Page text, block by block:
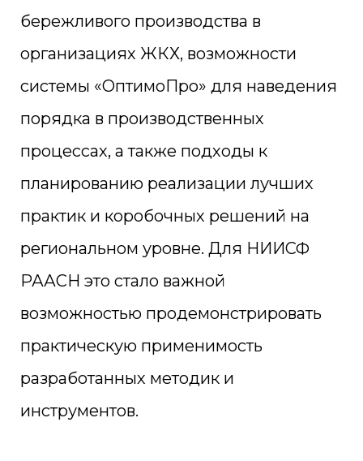
бережливого производства в
организациях ЖКХ, возможности
системы «ОптимоПро» для наведения
порядка в производственных
процессах, а также подходы к
планированию реализации лучших
практик и коробочных решений на
региональном уровне. Для НИИСФ
РААСН это стало важной
возможностью продемонстрировать
практическую применимость
разработанных методик и
инструментов.